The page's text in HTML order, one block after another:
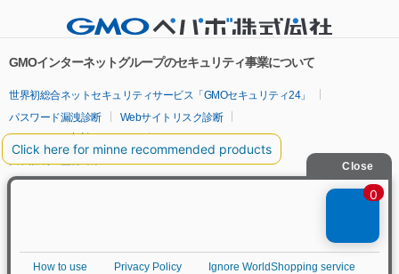
GMOインターネットグループのセキュリティ事業について
世界初総合ネットセキュリティサービス「GMOセキュリティ24」
パスワード漏洩診断
Webサイトリスク診断
セキュリティ相談AIチャットボット
実在証明・盗聴対策
サイバー攻撃対策（GMOサイバーセキュリティ byイエラエ）